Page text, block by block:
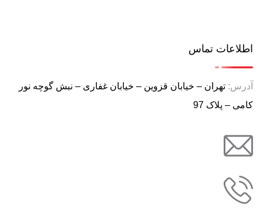
اطلاعات تماس
آدرس: تهران – خیابان قزوین – خیابان غفاری – نبش گوچه نور
کامی – پلاک 97